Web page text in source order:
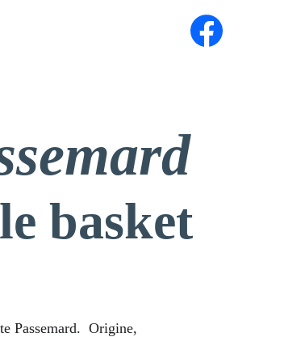
basket
Passemard.  Origine,